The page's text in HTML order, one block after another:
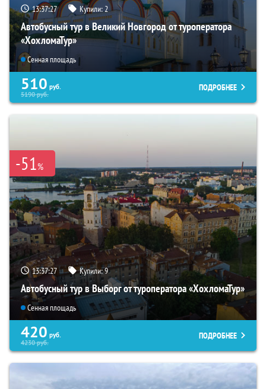
13:37:26 Купили:2
Автобусный тур в Великий Новгород от туроператора
«ХохломаТур»
Сенная площадь
510 руб.
5190руб.
ПОДРОБНЕЕ
-51%
13:37:26 Купили:9
Автобусный тур в Выборг от туроператора «ХохломаТур»
Сенная площадь
420 руб.
4230руб.
ПОДРОБНЕЕ